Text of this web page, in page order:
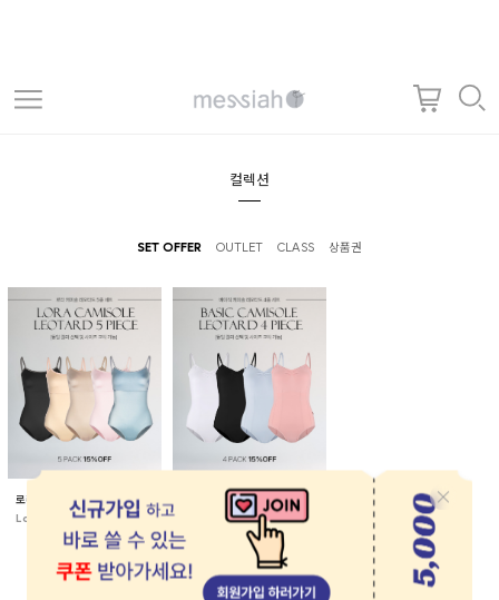
컬렉션
SET OFFER OUTLET CLASS 상품권
로라 캐미솔 레오타드 5종 세트
Lora Camisole Leotard 5
Piece Set
베이직 캐미솔 레오타드 4종 세트
Basic Camisole Leotard 4
Piece Set
65,000원